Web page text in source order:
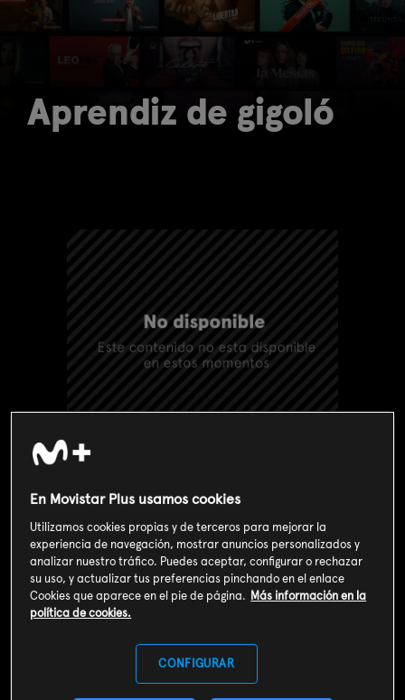
Aprendiz de gigoló
Valoración de usuarios
3 1081
En Movistar Plus usamos cookies
Utilizamos cookies propias y de terceros para mejorar la
experiencia de navegación, mostrar anuncios personalizados y
analizar nuestro tráfico. Puedes aceptar, configurar o rechazar
su uso, y actualizar tus preferencias pinchando en el enlace
Cookies que aparece en el pie de página. Más información en la
política de cookies.
CONFIGURAR